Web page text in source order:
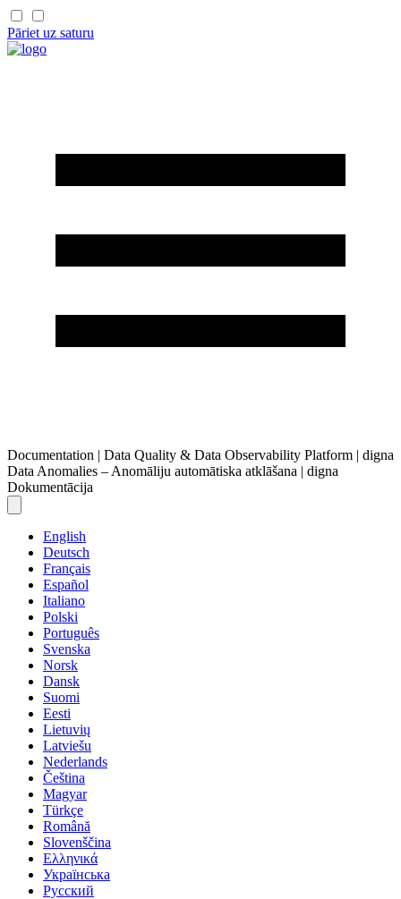
Pāriet uz saturu
Documentation | Data Quality & Data Observability Platform | digna
Data Anomalies – Anomāliju automātiska atklāšana | digna
Dokumentācija
English
Deutsch
Français
Español
Italiano
Polski
Português
Svenska
Norsk
Dansk
Suomi
Eesti
Lietuvių
Latviešu
Nederlands
Čeština
Magyar
Türkçe
Română
Slovenščina
Ελληνικά
Українська
Русский